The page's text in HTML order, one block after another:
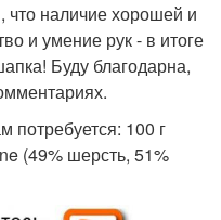
что наличие хорошей и
и умение рук - в итоге
Буду благодарна,
потребуется: 100 г
(49% шерсть, 51%